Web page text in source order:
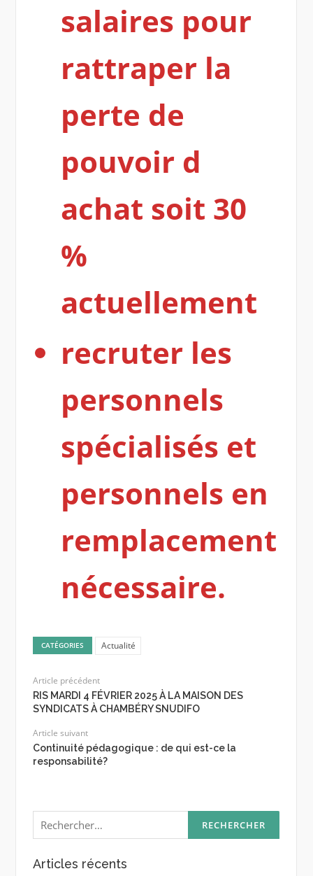
salaires pour
rattraper la
perte de
pouvoir d
achat soit 30
%
actuellement
recruter les
personnels
spécialisés et
personnels en
remplacement
nécessaire.
CATÉGORIES Actualité
Article précédent
RIS MARDI 4 FÉVRIER 2025 À LA MAISON DES
SYNDICATS À CHAMBÉRY SNUDIFO
Article suivant
Continuité pédagogique : de qui est-ce la
responsabilité?
Rechercher :
Articles récents